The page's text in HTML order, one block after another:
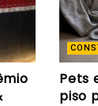
Pets
piso